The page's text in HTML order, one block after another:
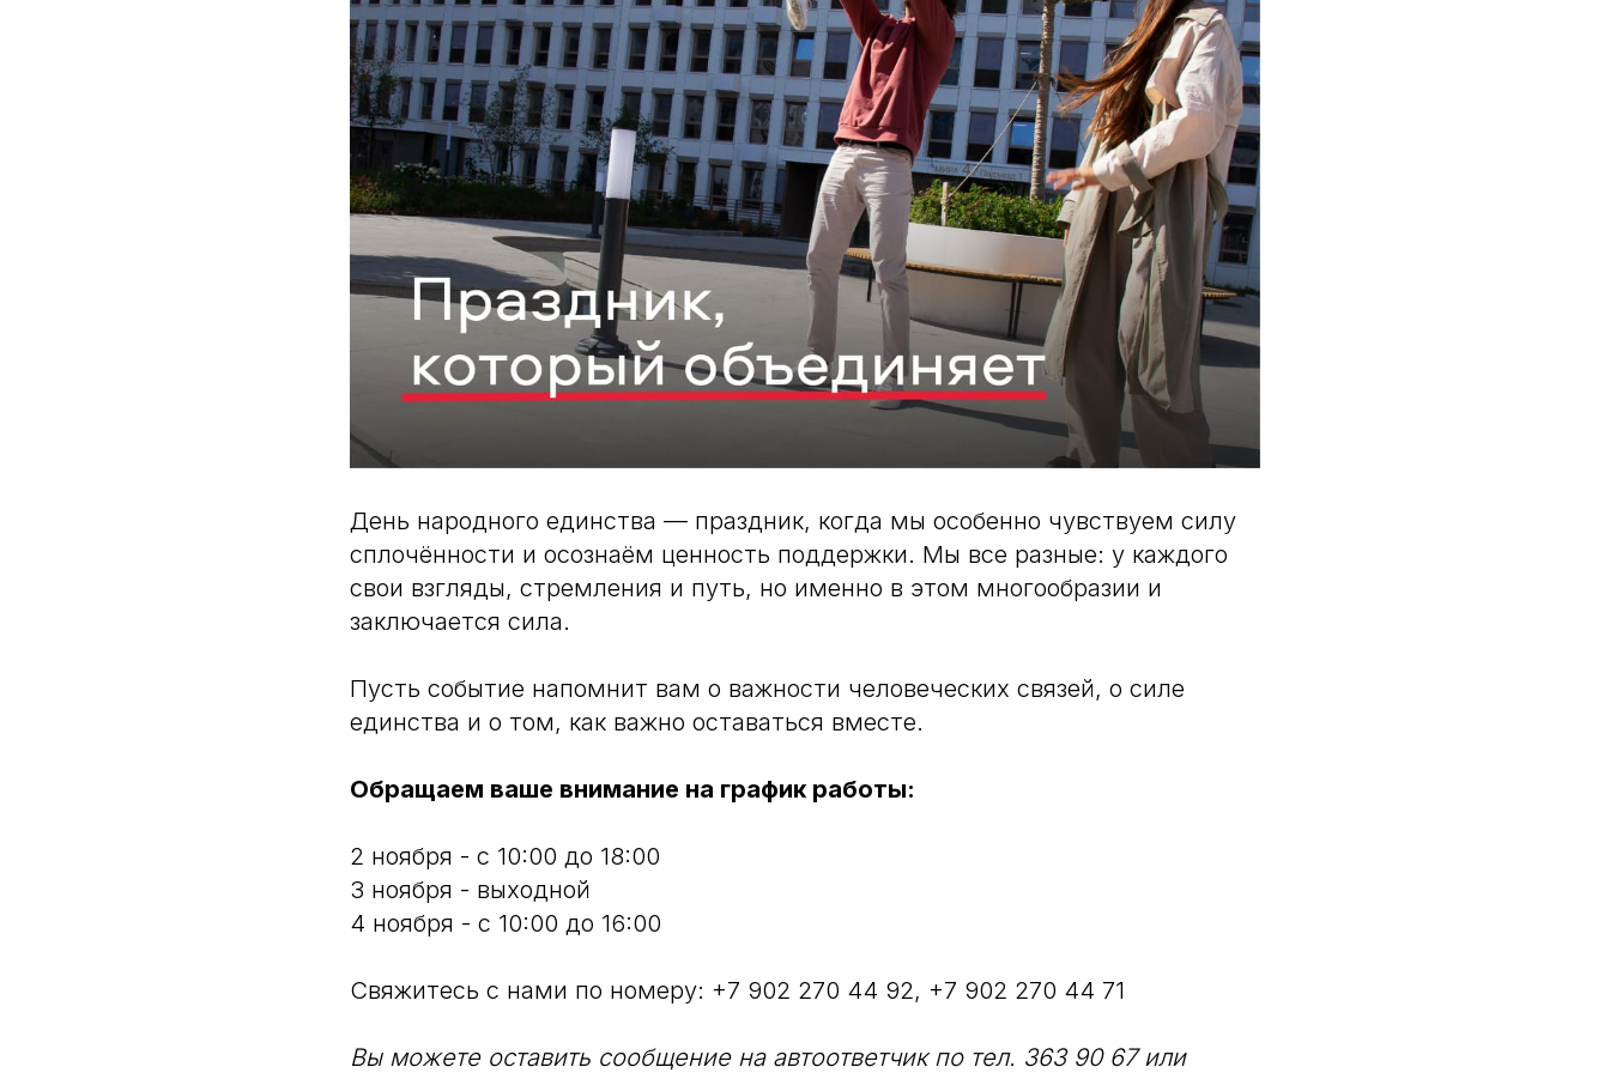
День народного единства — праздник, когда мы особенно чувствуем силу
сплочённости и осознаём ценность поддержки. Мы все разные: у каждого
свои взгляды, стремления и путь, но именно в этом многообразии и
заключается сила.
Пусть событие напомнит вам о важности человеческих связей, о силе
единства и о том, как важно оставаться вместе.
Обращаем ваше внимание на график работы:
2 ноября - с 10:00 до 18:00
3 ноября - выходной
4 ноября - с 10:00 до 16:00
Свяжитесь с нами по номеру: +7 902 270 44 92, +7 902 270 44 71
Вы можете оставить сообщение на автоответчик по тел. 363 90 67 или